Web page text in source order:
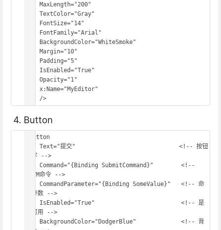
MaxLength="200"
TextColor="Gray"
FontSize="14"
FontFamily="Arial"
BackgroundColor="WhiteSmoke"
Margin="10"
Padding="5"
IsEnabled="True"
Opacity="1"
x:Name="MyEditor"
/>
4. Button
<Button
Text="提交"                              <!-- 按钮
文字 -->
Command="{Binding SubmitCommand}"        <!--
MVVM命令 -->
CommandParameter="{Binding SomeValue}"   <!-- 命
令参数 -->
IsEnabled="True"                         <!-- 是
否可用 -->
BackgroundColor="DodgerBlue"             <!-- 背